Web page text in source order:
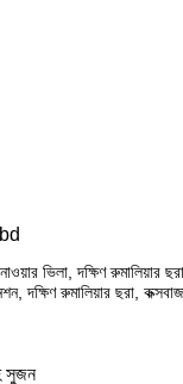
ভিলা, দক্ষিণ রুমালিয়ার
দক্ষিণ রুমালিয়ার ছরা,
সুজন